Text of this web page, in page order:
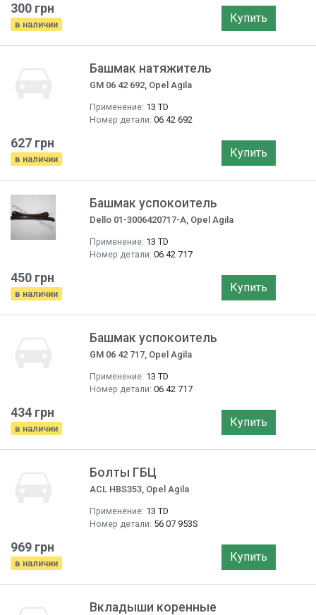
300 грн
в наличии Купить
Башмак натяжитель
GM 06 42 692, Opel Agila
Применение: 13 TD
Номер детали: 06 42 692
627 грн
в наличии Купить
Башмак успокоитель
Dello 01-3006420717-A, Opel Agila
Применение: 13 TD
Номер детали: 06 42 717
450 грн
в наличии Купить
Башмак успокоитель
GM 06 42 717, Opel Agila
Применение: 13 TD
Номер детали: 06 42 717
434 грн
в наличии Купить
Болты ГБЦ
ACL HBS353, Opel Agila
Применение: 13 TD
Номер детали: 56 07 953S
969 грн
в наличии Купить
Вкладыши коренные